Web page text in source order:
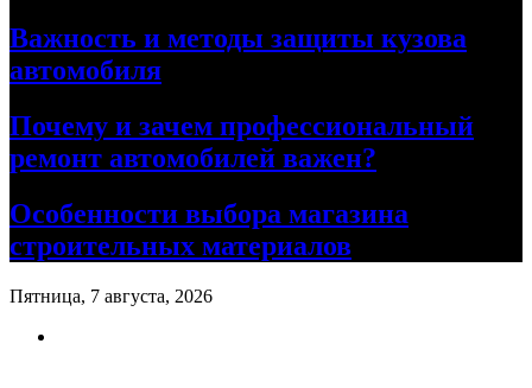
Важность и методы защиты кузова
автомобиля
Почему и зачем профессиональный
ремонт автомобилей важен?
Особенности выбора магазина
строительных материалов
Пятница, 7 августа, 2026